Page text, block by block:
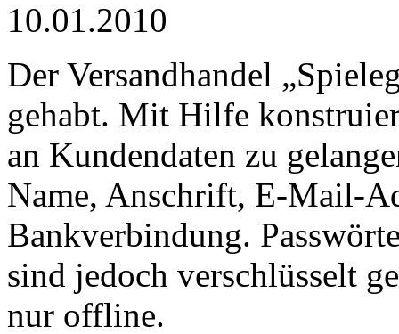
10.01.2010
Der Versandhandel
gehabt. Mit Hilfe
an Kundendaten zu
Name, Anschrift, E-Mail-
Bankverbindung.
sind jedoch verschlüsselt
nur offline.